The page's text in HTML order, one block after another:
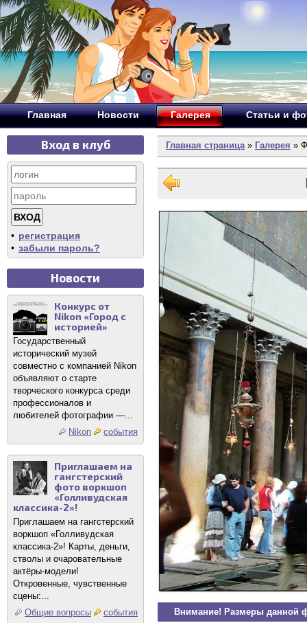
Главная Новости Галерея Статьи и
Вход в клуб
• регистрация
• забыли пароль?
Новости
Конкурс от
Nikon «Город с
историей»
Государственный
исторический музей
совместно с компанией Nikon
объявляют о старте
творческого конкурса среди
профессионалов и
любителей фотографии —...
Nikon
события
Приглашаем на
гангстерский
фото воркшоп
«Голливудская
классика-2»!
Приглашаем на гангстерский
воркшоп «Голливудская
классика-2»! Карты, деньги,
стволы и очаровательные
актёры-модели!
Откровенные, чувственные
сцены:...
Общие вопросы
события
Главная страница» Галерея »
Внимание! Размеры данной